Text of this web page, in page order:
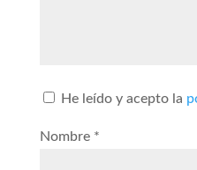
He leído y acepto la
Nombre *